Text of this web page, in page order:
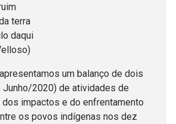
terra
daqui
um balanço de dois
2020) de atividades de
impactos e do enfrentamento
os povos indígenas nos dez